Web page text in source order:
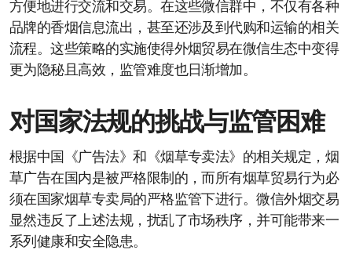
方便地进行交流和交易。在这些微信群中，不仅有各种
品牌的香烟信息流出，甚至还涉及到代购和运输的相关
流程。这些策略的实施使得外烟贸易在微信生态中变得
更为隐秘且高效，监管难度也日渐增加。
对国家法规的挑战与监管困难
根据中国《广告法》和《烟草专卖法》的相关规定，烟
草广告在国内是被严格限制的，而所有烟草贸易行为必
须在国家烟草专卖局的严格监管下进行。微信外烟交易
显然违反了上述法规，扰乱了市场秩序，并可能带来一
系列健康和安全隐患。